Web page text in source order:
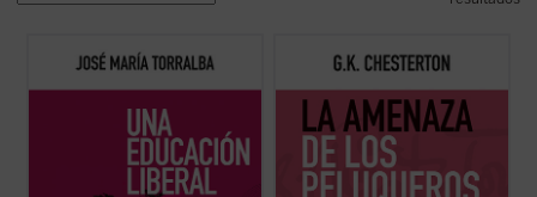
«En estas páginas, José María Torralba se
ocupa de la historia de la educación liberal
dificultar la formación de los alumnos en
las humanidades, con ...
(ver ficha)
En colaboración con el Club Chesterton de
la Universidad San Pablo CEU presentamos
destacan artículos de los más variopintos
temas, desde la literatura de Shakespeare,
Bacon y la poesía de Swinburne, ...(ver